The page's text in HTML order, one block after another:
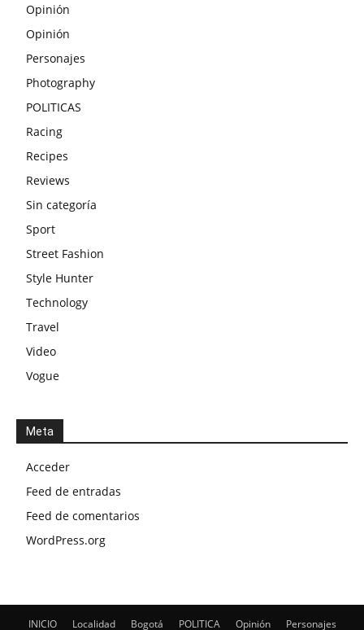
Opinión
Opinión
Personajes
Photography
POLITICAS
Racing
Recipes
Reviews
Sin categoría
Sport
Street Fashion
Style Hunter
Technology
Travel
Video
Vogue
Meta
Acceder
Feed de entradas
Feed de comentarios
WordPress.org
INICIO Localidad Bogotá POLITICA Opinión Personajes